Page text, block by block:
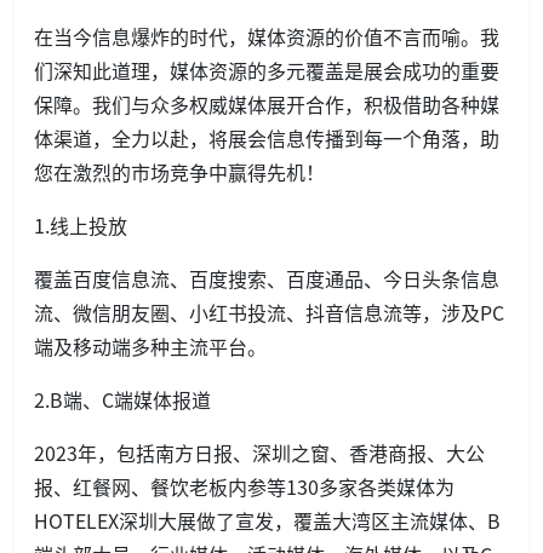
在当今信息爆炸的时代，媒体资源的价值不言而喻。我
们深知此道理，媒体资源的多元覆盖是展会成功的重要
保障。我们与众多权威媒体展开合作，积极借助各种媒
体渠道，全力以赴，将展会信息传播到每一个角落，助
您在激烈的市场竞争中赢得先机！
1.线上投放
覆盖百度信息流、百度搜索、百度通品、今日头条信息
流、微信朋友圈、小红书投流、抖音信息流等，涉及PC
端及移动端多种主流平台。
2.B端、C端媒体报道
2023年，包括南方日报、深圳之窗、香港商报、大公
报、红餐网、餐饮老板内参等130多家各类媒体为
HOTELEX深圳大展做了宣发，覆盖大湾区主流媒体、B